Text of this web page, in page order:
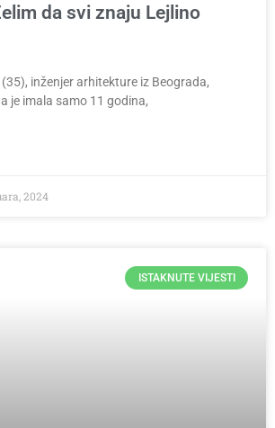
da svi znaju Lejlino
inženjer arhitekture iz Beograda,
je imala samo 11 godina,
2024
ISTAKNUTE VIJESTI